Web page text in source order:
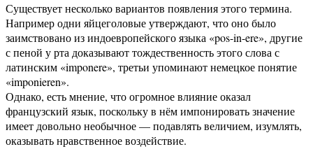
Существует несколько вариантов появления этого термина.
Например одни яйцеголовые утверждают, что оно было
заимствовано из индоевропейского языка «pos-in-ere», другие
с пеной у рта доказывают тождественность этого слова с
латинским «imponere», третьи упоминают немецкое понятие
«imponieren».
Однако, есть мнение, что огромное влияние оказал
французский язык, поскольку в нём импонировать значение
имеет довольно необычное — подавлять величием, изумлять,
оказывать нравственное воздействие.